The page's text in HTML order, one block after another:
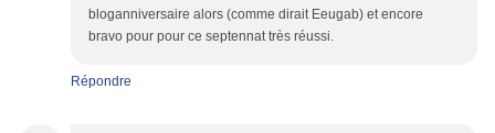
bloganniversaire alors (comme dirait Eeugab) et encore
bravo pour pour ce septennat très réussi.
Répondre